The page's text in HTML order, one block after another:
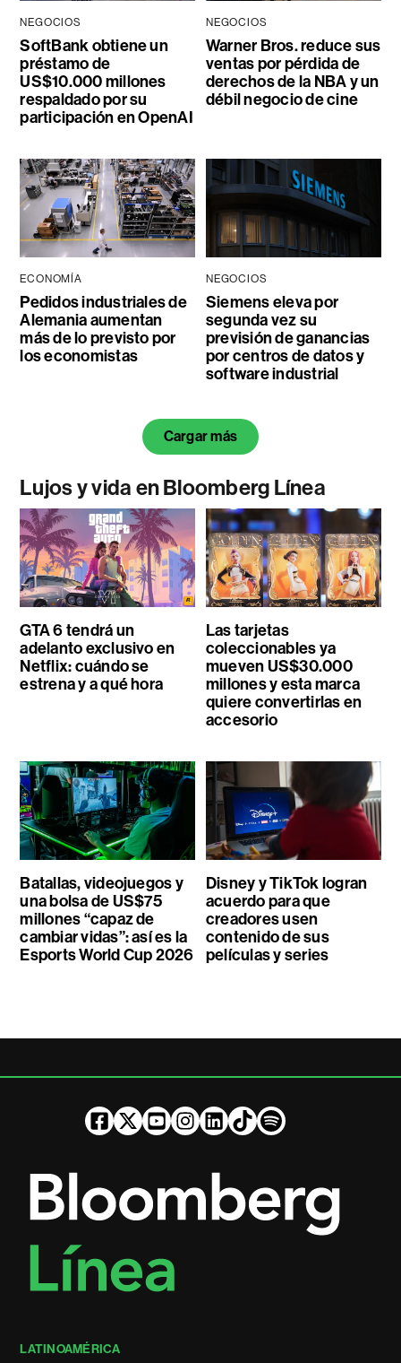
NEGOCIOS
SoftBank obtiene un
préstamo de
US$10.000 millones
respaldado por su
participación en OpenAI
NEGOCIOS
Warner Bros. reduce sus
ventas por pérdida de
derechos de la NBA y un
débil negocio de cine
ECONOMÍA
Pedidos industriales de
Alemania aumentan
más de lo previsto por
los economistas
NEGOCIOS
Siemens eleva por
segunda vez su
previsión de ganancias
por centros de datos y
software industrial
Cargar más
Lujos y vida en Bloomberg Línea
GTA 6 tendrá un
adelanto exclusivo en
Netflix: cuándo se
estrena y a qué hora
Las tarjetas
coleccionables ya
mueven US$30.000
millones y esta marca
quiere convertirlas en
accesorio
Batallas, videojuegos y
una bolsa de US$75
millones “capaz de
cambiar vidas”: así es la
Esports World Cup 2026
Disney y TikTok logran
acuerdo para que
creadores usen
contenido de sus
películas y series
LATINOAMÉRICA